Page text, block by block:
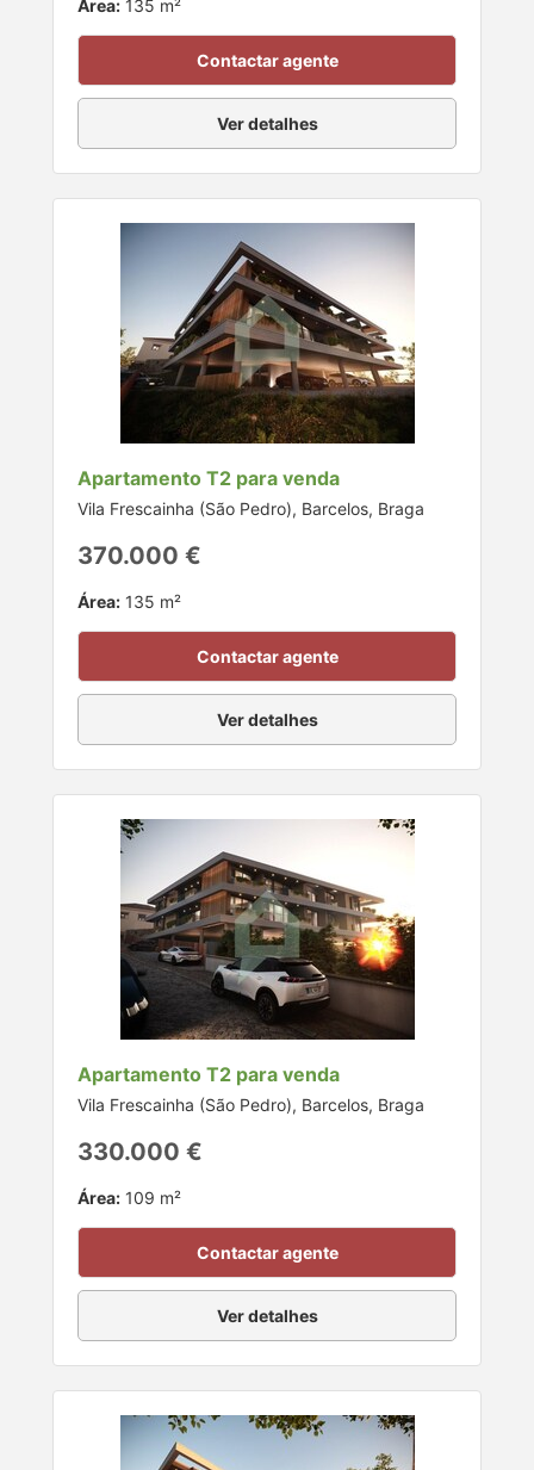
Área: 135 m²
Contactar agente
Ver detalhes
Apartamento T2 para venda
Vila Frescainha (São Pedro), Barcelos, Braga
370.000 €
Área: 135 m²
Contactar agente
Ver detalhes
Apartamento T2 para venda
Vila Frescainha (São Pedro), Barcelos, Braga
330.000 €
Área: 109 m²
Contactar agente
Ver detalhes